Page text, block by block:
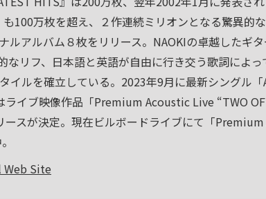
も100万枚を超え、２作連続ミリオンとなる驚異的
ルアルバム８枚をリリース。NAOKIの卓越したギ
なリフ、日本語と英語が自由に行き交う歌詞によっ
タイルを確立している。2023年9月に最新シングル
ライブ映像作品「Premium Acoustic Live “TWO
ースが決定。現在ビルボードライブにて「
Web Site